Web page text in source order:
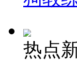
热点